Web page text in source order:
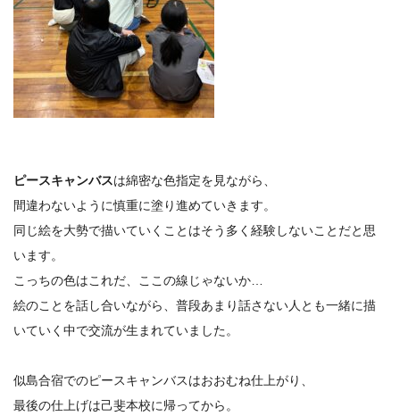
ピースキャンバスは綿密な色指定を見ながら、
間違わないように慎重に塗り進めていきます。
同じ絵を大勢で描いていくことはそう多く経験しないことだと思
います。
こっちの色はこれだ、ここの線じゃないか…
絵のことを話し合いながら、普段あまり話さない人とも一緒に描
いていく中で交流が生まれていました。
似島合宿でのピースキャンバスはおおむね仕上がり、
最後の仕上げは己斐本校に帰ってから。